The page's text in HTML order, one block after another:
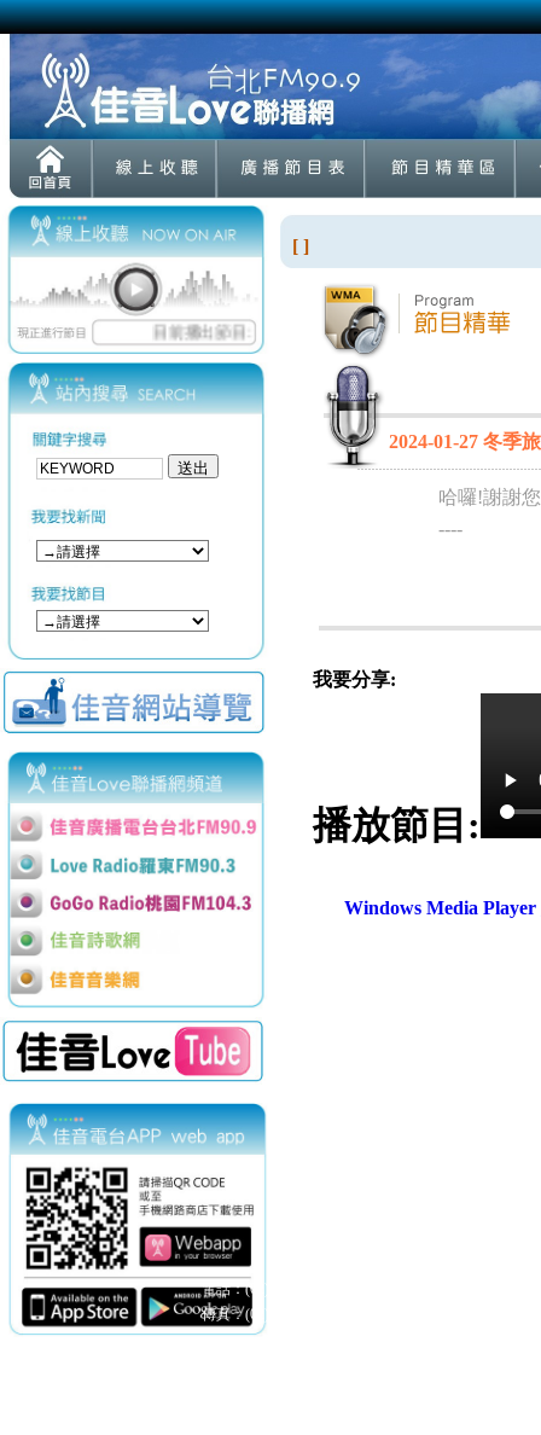
[ ]
2024-01-27 冬季
哈囉!謝謝您
----
我要分享:
播放節目:
Windows Media
電話：(02)2369-9050
傳真：(02)2362-7816